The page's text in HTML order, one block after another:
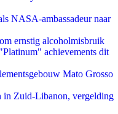
NASA-ambassadeur naar
ernstig alcoholmisbruik
achievements dit
Mato Grosso
in Zuid-Libanon, vergelding